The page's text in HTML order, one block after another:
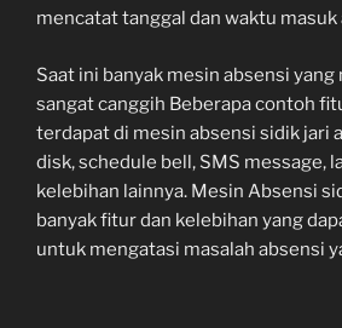
mencatat tanggal dan waktu masuk
Saat ini banyak mesin absensi
sangat canggih Beberapa contoh
terdapat di mesin absensi sidik jari
disk, schedule bell, SMS message,
kelebihan lainnya. Mesin Absensi
banyak fitur dan kelebihan yang
untuk mengatasi masalah absensi